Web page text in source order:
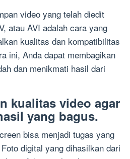
video yang telah diedit
atau AVI adalah cara yang
kualitas dan kompatibilitas
ini, Anda dapat membagikan
dan menikmati hasil dari
kualitas video agar
yang bagus.
bisa menjadi tugas yang
digital yang dihasilkan dari